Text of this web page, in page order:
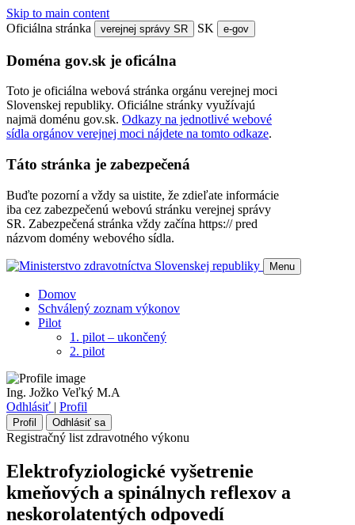
Skip to main content
Oficiálna stránka
verejnej správy SR SK e-gov
Doména gov.sk je oficálna
Toto je oficiálna webová stránka orgánu verejnej moci
Slovenskej republiky. Oficiálne stránky využívajú
najmä doménu gov.sk. Odkazy na jednotlivé webové
sídla orgánov verejnej moci nájdete na tomto odkaze.
Táto stránka je zabezpečená
Buďte pozorní a vždy sa uistite, že zdieľate informácie
iba cez zabezpečenú webovú stránku verejnej správy
SR. Zabezpečená stránka vždy začína https:// pred
názvom domény webového sídla.
Menu
Domov
Schválený zoznam výkonov
Pilot
1. pilot – ukončený
2. pilot
Ing. Jožko Veľký M.A
Odhlásiť | Profil
Profil Odhlásiť sa
Registračný list zdravotného výkonu
Elektrofyziologické vyšetrenie
kmeňových a spinálnych reflexov a
neskorolatentých odpovedí